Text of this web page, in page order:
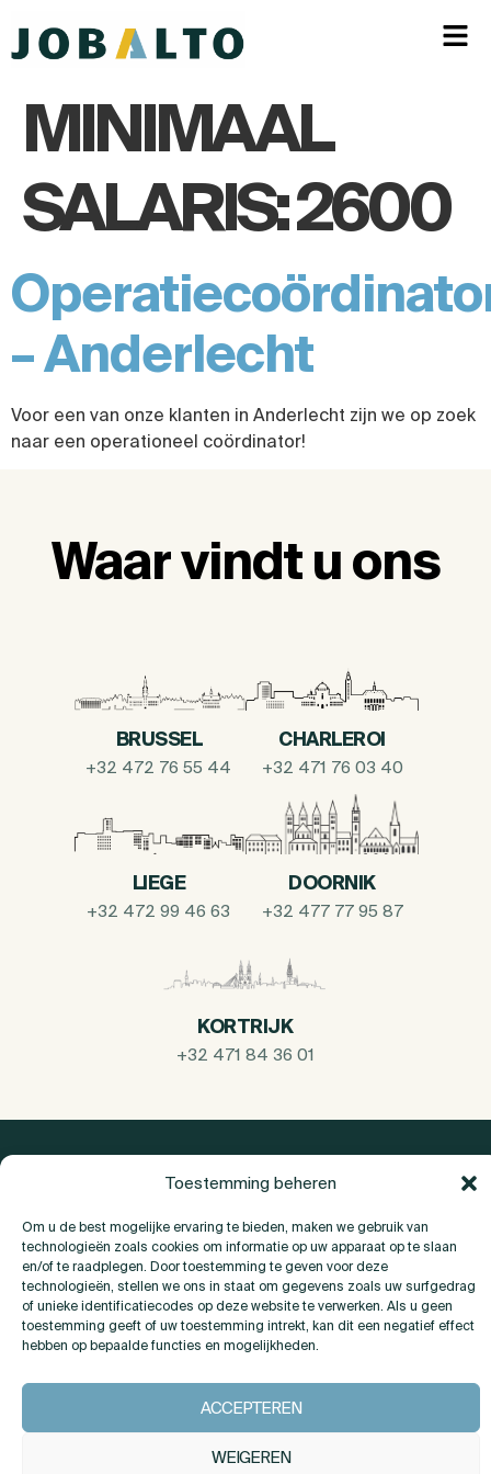
Toestemming beheren
Om u de best mogelijke ervaring te bieden, maken we gebruik van
technologieën zoals cookies om informatie op uw apparaat op te slaan
en/of te raadplegen. Door toestemming te geven voor deze
technologieën, stellen we ons in staat om gegevens zoals uw surfgedrag
of unieke identificatiecodes op deze website te verwerken. Als u geen
toestemming geeft of uw toestemming intrekt, kan dit een negatief effect
hebben op bepaalde functies en mogelijkheden.
ACCEPTEREN
WEIGEREN
MINIMAAL
SALARIS:2600
– Anderlecht
Voor een van onze klanten in Anderlecht zijn we op zoek
naar een operationeel coördinator!
Waar vindt u ons
BRUSSEL
+32 472 76 55 44
CHARLEROI
+32 471 76 03 40
LIEGE
+32 472 99 46 63
DOORNIK
+32 477 77 95 87
KORTRIJK
+32 471 84 36 01
Over Ons
Contact